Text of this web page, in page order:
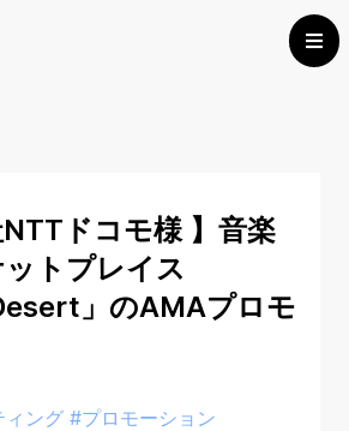
NTTドコモ様 】音楽
トプレイス
」のAMAプロモ
ング #プロモーション